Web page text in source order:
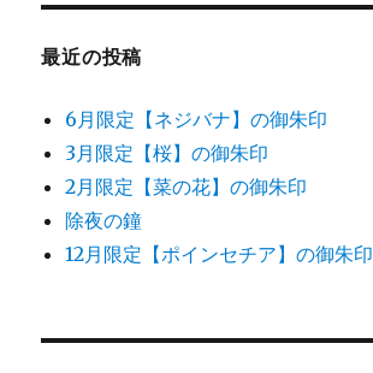
最近の投稿
6月限定【ネジバナ】の御朱印
3月限定【桜】の御朱印
2月限定【菜の花】の御朱印
除夜の鐘
12月限定【ポインセチア】の御朱印